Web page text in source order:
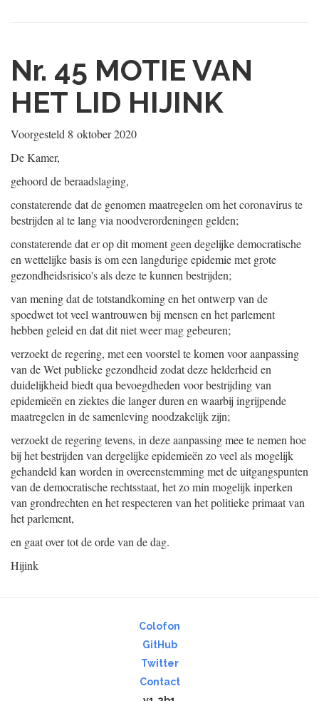
Nr. 45 MOTIE VAN
HET LID HIJINK
Voorgesteld 8 oktober 2020
De Kamer,
gehoord de beraadslaging,
constaterende dat de genomen maatregelen om het coronavirus te
bestrijden al te lang via noodverordeningen gelden;
constaterende dat er op dit moment geen degelijke democratische
en wettelijke basis is om een langdurige epidemie met grote
gezondheidsrisico's als deze te kunnen bestrijden;
van mening dat de totstandkoming en het ontwerp van de
spoedwet tot veel wantrouwen bij mensen en het parlement
hebben geleid en dat dit niet weer mag gebeuren;
verzoekt de regering, met een voorstel te komen voor aanpassing
van de Wet publieke gezondheid zodat deze helderheid en
duidelijkheid biedt qua bevoegdheden voor bestrijding van
epidemieën en ziektes die langer duren en waarbij ingrijpende
maatregelen in de samenleving noodzakelijk zijn;
verzoekt de regering tevens, in deze aanpassing mee te nemen hoe
bij het bestrijden van dergelijke epidemieën zo veel als mogelijk
gehandeld kan worden in overeenstemming met de uitgangspunten
van de democratische rechtsstaat, het zo min mogelijk inperken
van grondrechten en het respecteren van het politieke primaat van
het parlement,
en gaat over tot de orde van de dag.
Hijink
Colofon
GitHub
Twitter
Contact